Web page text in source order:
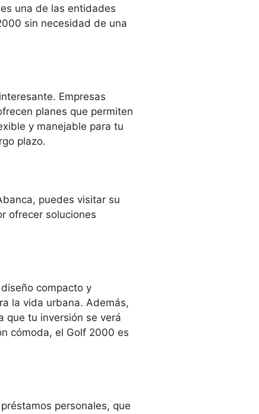
una de las entidades
sin necesidad de una
Empresas
planes que permiten
y manejable para tu
plazo.
puedes visitar su
ofrecer soluciones
compacto y
la vida urbana. Además,
que tu inversión se verá
cómoda, el Golf 2000 es
personales, que